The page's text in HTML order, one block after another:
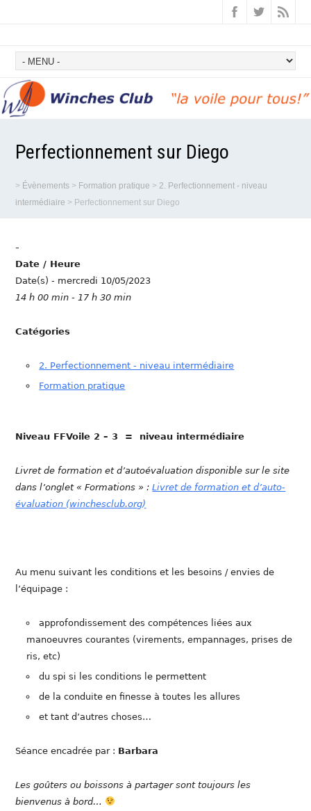
Perfectionnement sur Diego
> Évènements > Formation pratique >2. Perfectionnement - niveau
intermédiaire > Perfectionnement sur Diego
-
Date / Heure
Date(s) - mercredi 10/05/2023
14 h 00 min - 17 h 30 min
Catégories
2. Perfectionnement - niveau intermédiaire
Formation pratique
Niveau FFVoile 2 – 3 = niveau intermédiaire
Livret de formation et d’autoévaluation disponible sur le site
dans l’onglet « Formations » :Livret de formation et d’auto-
évaluation (winchesclub.org)
Au menu suivant les conditions et les besoins / envies de
l’équipage :
approfondissement des compétences liées aux
manoeuvres courantes (virements, empannages, prises de
ris, etc)
du spi si les conditions le permettent
de la conduite en finesse à toutes les allures
et tant d’autres choses…
Séance encadrée par : Barbara
Les goûters ou boissons à partager sont toujours les
bienvenus à bord…